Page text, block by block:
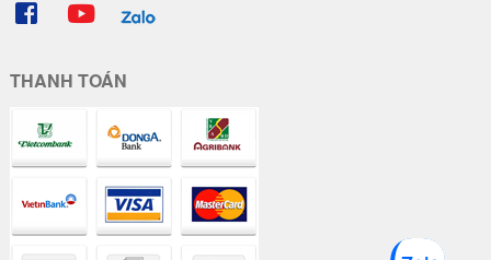
THANH TOÁN